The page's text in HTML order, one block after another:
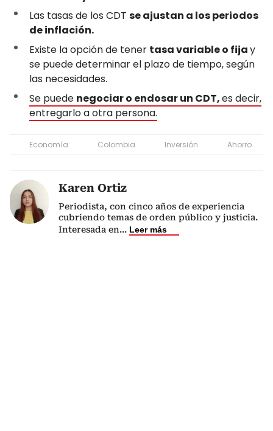
Las tasas de los CDT se ajustan a los periodos
de inflación.
Existe la opción de tener tasa variable o fijay
se puede determinar el plazo de tiempo, según
las necesidades.
Se puede negociar o endosar un CDT,es decir,
entregarlo a otra persona.
Economía Colombia Inversión Ahorro
Karen Ortiz
Periodista, con cinco años de experiencia
cubriendo temas de orden público y justicia.
Interesada en... Leer más